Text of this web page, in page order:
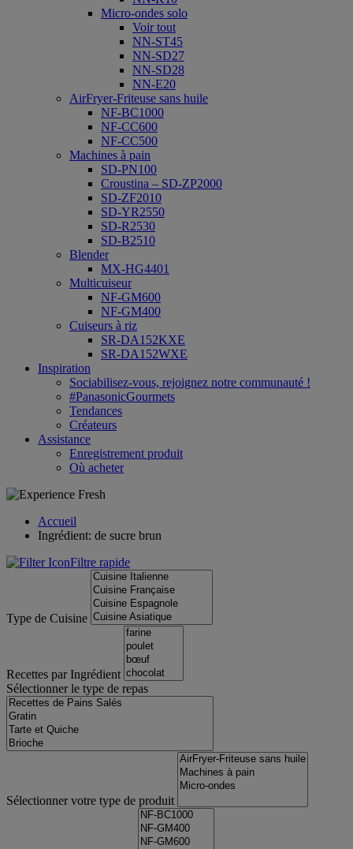
Micro-ondes solo
Voir tout
NN-ST45
NN-SD27
NN-SD28
NN-E20
AirFryer-Friteuse sans huile
NF-BC1000
NF-CC600
NF-CC500
Machines à pain
SD-PN100
Croustina – SD-ZP2000
SD-ZF2010
SD-YR2550
SD-R2530
SD-B2510
Blender
MX-HG4401
Multicuiseur
NF-GM600
NF-GM400
Cuiseurs à riz
SR-DA152KXE
SR-DA152WXE
Inspiration
Sociabilisez-vous, rejoignez notre communauté !
#PanasonicGourmets
Tendances
Créateurs
Assistance
Enregistrement produit
Où acheter
Accueil
Ingrédient: de sucre brun
Filtre rapide
Type de Cuisine
Recettes par Ingrédient
Sélectionner le type de repas
Sélectionner votre type de produit